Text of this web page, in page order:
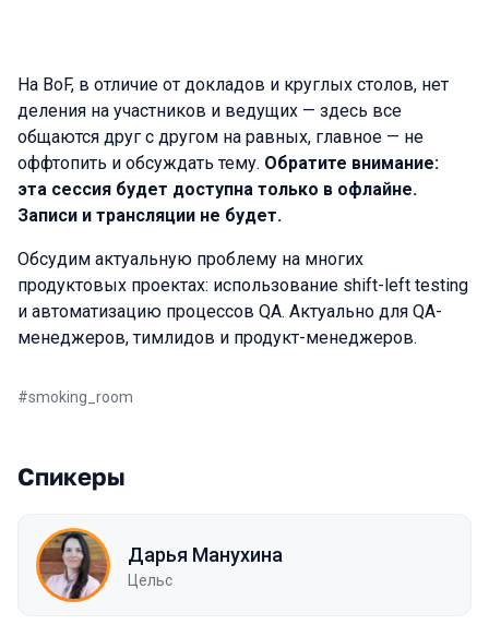
На BoF, в отличие от докладов и круглых столов, нет
деления на участников и ведущих — здесь все
общаются друг с другом на равных, главное — не
оффтопить и обсуждать тему. Обратите внимание:
эта сессия будет доступна только в офлайне.
Записи и трансляции не будет.
Обсудим актуальную проблему на многих
продуктовых проектах: использование shift-left testing
и автоматизацию процессов QA. Актуально для QA-
менеджеров, тимлидов и продукт-менеджеров.
#smoking_room
Спикеры
Дарья Манухина
Цельс